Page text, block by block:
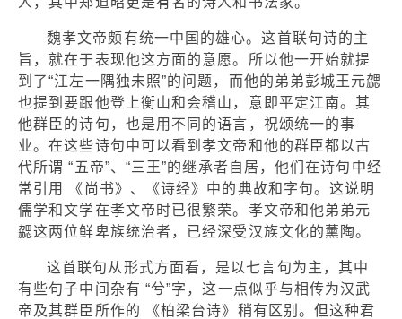
魏孝文帝颇有统一中国的雄心。这首联句诗的主
旨，就在于表现他这方面的意愿。所以他一开始就提
到了“江左一隅独未照”的问题，而他的弟弟彭城王元勰
也提到要跟他登上衡山和会稽山，意即平定江南。其
他群臣的诗句，也是用不同的语言，祝颂统一的事
业。在这些诗句中可以看到孝文帝和他的群臣都以古
代所谓 “五帝”、“三王”的继承者自居，他们在诗句中经
常引用 《尚书》、《诗经》中的典故和字句。这说明
儒学和文学在孝文帝时已很繁荣。孝文帝和他弟弟元
勰这两位鲜卑族统治者，已经深受汉族文化的薰陶。
这首联句从形式方面看，是以七言句为主，其中
有些句子中间杂有 “兮”字，这一点似乎与相传为汉武
帝及其群臣所作的 《柏梁台诗》稍有区别。但这种君